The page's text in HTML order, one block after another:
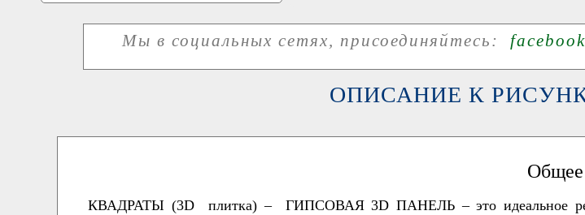
Мы в социальных сетях, присоединяйтесь: facebook
ОПИСАНИЕ К
Общее
КВАДРАТЫ (3D плитка) – ГИПСОВАЯ 3D ПАНЕЛЬ – это идеальное